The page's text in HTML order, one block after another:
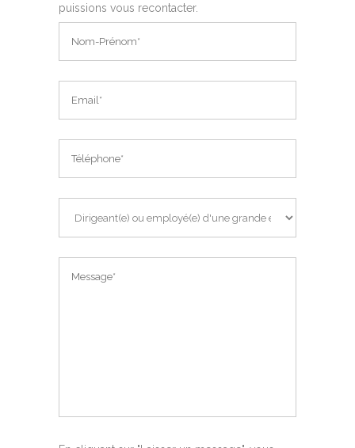
puissions vous recontacter.